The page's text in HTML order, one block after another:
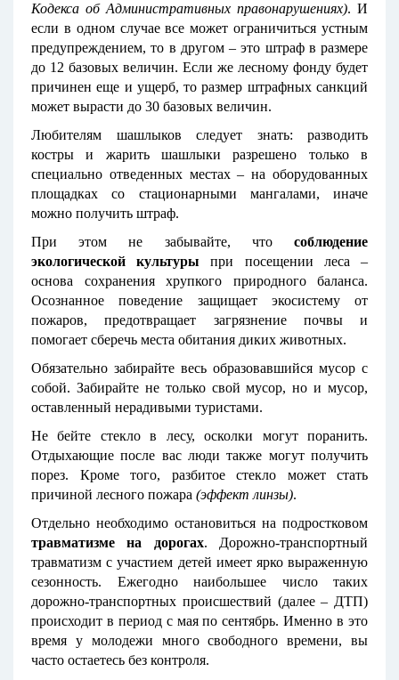
Кодекса об Административных правонарушениях). И
если в одном случае все может ограничиться устным
предупреждением, то в другом – это штраф в размере
до 12 базовых величин. Если же лесному фонду будет
причинен еще и ущерб, то размер штрафных санкций
может вырасти до 30 базовых величин.
Любителям шашлыков следует знать: разводить
костры и жарить шашлыки разрешено только в
специально отведенных местах – на оборудованных
площадках со стационарными мангалами, иначе
можно получить штраф.
При этом не забывайте, чтособлюдение
экологической культуры при посещении леса –
основа сохранения хрупкого природного баланса.
Осознанное поведение защищает экосистему от
пожаров, предотвращает загрязнение почвы и
помогает сберечь места обитания диких животных.
Обязательно забирайте весь образовавшийся мусор с
собой. Забирайте не только свой мусор, но и мусор,
оставленный нерадивыми туристами.
Не бейте стекло в лесу, осколки могут поранить.
Отдыхающие после вас люди также могут получить
порез. Кроме того, разбитое стекло может стать
причиной лесного пожара (эффект линзы).
Отдельно необходимо остановиться на подростковом
травматизме на дорогах. Дорожно-транспортный
травматизм с участием детей имеет ярко выраженную
сезонность. Ежегодно наибольшее число таких
дорожно-транспортных происшествий (далее – ДТП)
происходит в период с мая по сентябрь. Именно в это
время у молодежи много свободного времени, вы
часто остаетесь без контроля.